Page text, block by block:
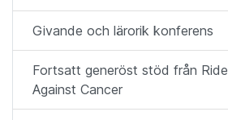
Givande och lärorik konferens
Fortsatt generöst stöd från Ride
Against Cancer